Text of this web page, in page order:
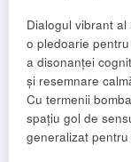
Dialogul vibrant
o pledoarie
a disonanței
și resemnare
Cu termenii
spațiu gol de
generalizat